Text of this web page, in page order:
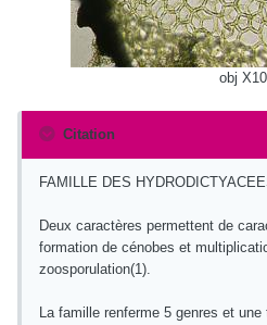
obj X10
Citation
FAMILLE DES
Deux caractères permettent de
formation de cénobes et
zoosporulation(1).
La famille renferme 5 genres et